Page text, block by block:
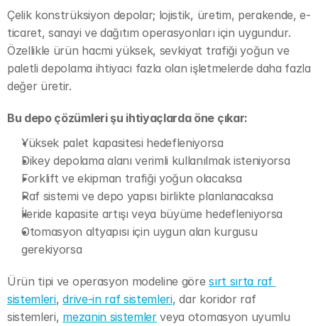
Çelik konstrüksiyon depolar; lojistik, üretim, perakende, e-
ticaret, sanayi ve dağıtım operasyonları için uygundur.
Özellikle ürün hacmi yüksek, sevkiyat trafiği yoğun ve
paletli depolama ihtiyacı fazla olan işletmelerde daha fazla
değer üretir.
Bu depo çözümleri şu ihtiyaçlarda öne çıkar:
Yüksek palet kapasitesi hedefleniyorsa
Dikey depolama alanı verimli kullanılmak isteniyorsa
Forklift ve ekipman trafiği yoğun olacaksa
Raf sistemi ve depo yapısı birlikte planlanacaksa
İleride kapasite artışı veya büyüme hedefleniyorsa
Otomasyon altyapısı için uygun alan kurgusu
gerekiyorsa
Ürün tipi ve operasyon modeline göre sırt sırta raf
sistemleri, drive-in raf sistemleri, dar koridor raf
sistemleri, mezanin sistemler veya otomasyon uyumlu